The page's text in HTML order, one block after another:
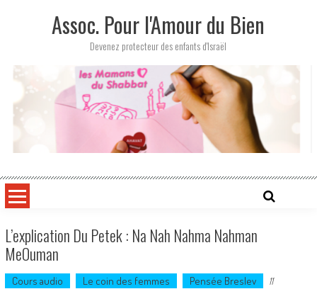
Assoc. Pour l'Amour du Bien
Devenez protecteur des enfants d'Israël
L’explication Du Petek : Na Nah Nahma Nahman
MeOuman
Cours audio Le coin des femmes Pensée Breslev
11